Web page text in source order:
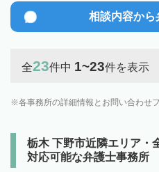
相談内容から
全23件中 1~23件を表示
各事務所の詳細情報とお問い合わせ
栃木 下野市近隣エリア・
対応可能な弁護士事務所